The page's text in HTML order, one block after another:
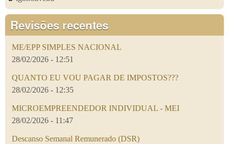
Revisões recentes
ME/EPP SIMPLES NACIONAL
28/02/2026 - 12:51
QUANTO EU VOU PAGAR DE IMPOSTOS???
28/02/2026 - 12:35
MICROEMPREENDEDOR INDIVIDUAL - MEI
28/02/2026 - 11:47
Descanso Semanal Remunerado (DSR)